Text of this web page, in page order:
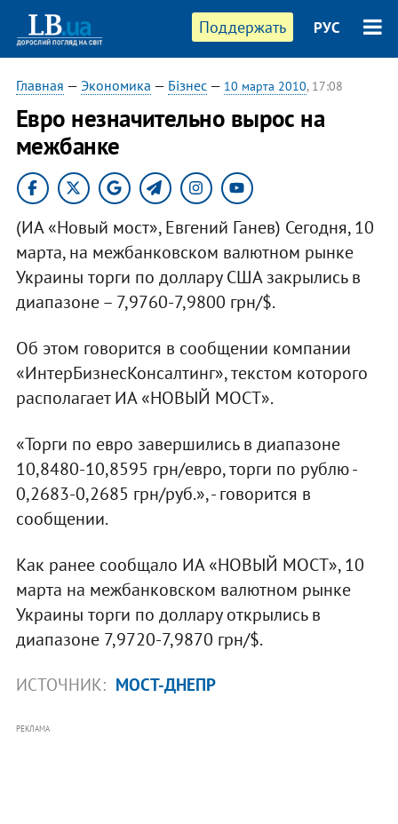
Поддержать РУС
Главная — Экономика — Бізнес— 10 марта 2010, 17:08
Евро незначительно вырос на
межбанке
(ИА «Новый мост», Евгений Ганев) Сегодня, 10
марта, на межбанковском валютном рынке
Украины торги по доллару США закрылись в
диапазоне – 7,9760-7,9800 грн/$.
Об этом говорится в сообщении компании
«ИнтерБизнесКонсалтинг», текстом которого
располагает ИА «НОВЫЙ МОСТ».
«Торги по евро завершились в диапазоне
10,8480-10,8595 грн/евро, торги по рублю -
0,2683-0,2685 грн/руб.», - говорится в
сообщении.
Как ранее сообщало ИА «НОВЫЙ МОСТ», 10
марта на межбанковском валютном рынке
Украины торги по доллару открылись в
диапазоне 7,9720-7,9870 грн/$.
ИСТОЧНИК: МОСТ-ДНЕПР
РЕКЛАМА